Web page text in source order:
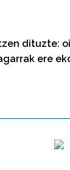
dituzte:
ere